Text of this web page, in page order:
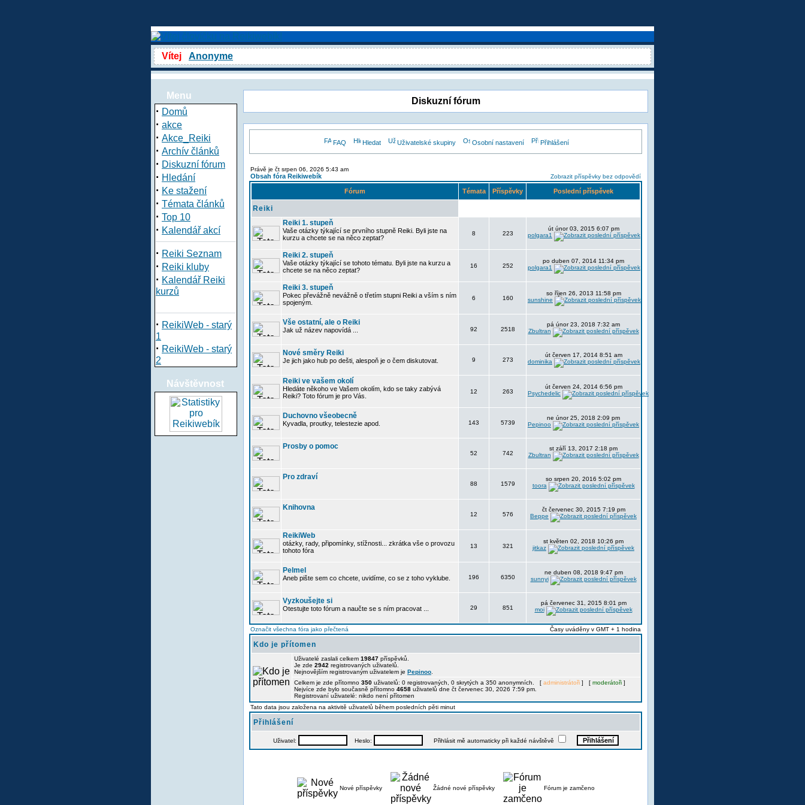
Vítej Anonyme
Menu
· Domů
· akce
· Akce_Reiki
· Archív článků
· Diskuzní fórum
· Hledání
· Ke stažení
· Témata článků
· Top 10
· Kalendář akcí
· Reiki Seznam
· Reiki kluby
· Kalendář Reiki
kurzů
· ReikiWeb - starý
1
· ReikiWeb - starý
2
Návštěvnost
Diskuzní fórum
FAQ Hledat Uživatelské skupiny Osobní nastavení Přihlášení
Právě je čt srpen 06, 2026 5:43 am
Obsah fóra Reikiwebík Zobrazit příspěvky bez odpovědí
Fórum Témata Příspěvky Poslední příspěvek
Reiki
Reiki 1. stupeň
Vaše otázky týkající se prvního stupně Reiki. Byli jste na
kurzu a chcete se na něco zeptat?
8 223
út únor 03, 2015 6:07 pm
polgara1
Reiki 2. stupeň
Vaše otázky týkající se tohoto tématu. Byli jste na kurzu a
chcete se na něco zeptat?
16 252
po duben 07, 2014 11:34 pm
polgara1
Reiki 3. stupeň
Pokec převážně nevážně o třetím stupni Reiki a vším s ním
spojeným.
6 160
so říjen 26, 2013 11:58 pm
sunshine
Vše ostatní, ale o Reiki
Jak už název napovídá ... 92 2518
pá únor 23, 2018 7:32 am
Zbultran
Nové směry Reiki
Je jich jako hub po dešti, alespoň je o čem diskutovat. 9 273
út červen 17, 2014 8:51 am
dominika
Reiki ve vašem okolí
Hledáte někoho ve Vašem okolím, kdo se taky zabývá
Reiki? Toto fórum je pro Vás.
12 263
út červen 24, 2014 6:56 pm
Psychedelic
Duchovno všeobecně
Kyvadla, proutky, telestezie apod. 143 5739
ne únor 25, 2018 2:09 pm
Pepinoo
Prosby o pomoc
52 742
st září 13, 2017 2:18 pm
Zbultran
Pro zdraví
88 1579
so srpen 20, 2016 5:02 pm
toora
Knihovna
12 576
čt červenec 30, 2015 7:19 pm
Beppe
ReikiWeb
otázky, rady, připomínky, stížnosti... zkrátka vše o provozu
tohoto fóra
13 321
st květen 02, 2018 10:26 pm
jitkaz
Pelmel
Aneb pište sem co chcete, uvidíme, co se z toho vyklube. 196 6350
ne duben 08, 2018 9:47 pm
sunnyi
Vyzkoušejte si
Otestujte toto fórum a naučte se s ním pracovat ... 29 851
pá červenec 31, 2015 8:01 pm
moi
Označit všechna fóra jako přečtená Časy uváděny v GMT + 1 hodina
Kdo je přítomen
Uživatelé zaslali celkem 19847 příspěvků.
Je zde 2942 registrovaných uživatelů.
Nejnovějším registrovaným uživatelem je Pepinoo
Celkem je zde přítomno 350 uživatelů: 0 registrovaných, 0 skrytých a 350 anonymních. [ administrátoři ] [ moderátoři ]
Nejvíce zde bylo současně přítomno 4658 uživatelů dne čt červenec 30, 2026 7:59 pm.
Registrovaní uživatelé: nikdo není přítomen
Tato data jsou založena na aktivitě uživatelů během posledních pěti minut
Přihlášení
Uživatel: Heslo: Přihlásit mě automaticky při každé návštěvě
Nové příspěvky Žádné nové příspěvky Fórum je zamčeno